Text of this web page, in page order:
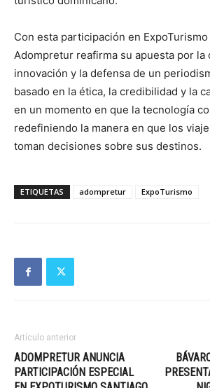
Con esta participación en ExpoTurismo
Adompretur reafirma su apuesta por la
innovación y la defensa de un
basado en la ética, la credibilidad y la
en un momento en que la tecnología
redefiniendo la manera en que los
toman decisiones sobre sus destinos.
ETIQUETAS adompretur ExpoTurismo
Artículo anterior
ADOMPRETUR ANUNCIA
PARTICIPACIÓN ESPECIAL